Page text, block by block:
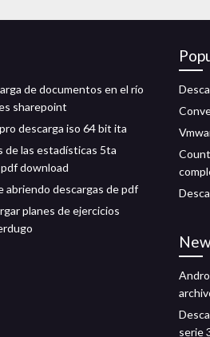
de documentos en el río
sharepoint
descarga iso 64 bit ita
de las estadísticas 5ta
download
abriendo descargas de pdf
planes de ejercicios
serie